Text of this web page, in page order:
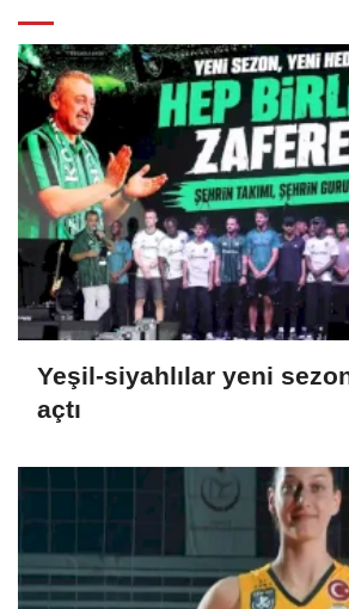
Yeşil-siyahlılar yeni
açtı